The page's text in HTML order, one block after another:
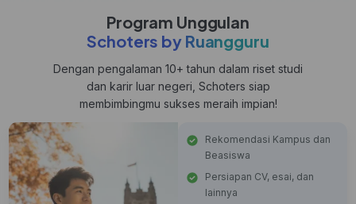
Program Unggulan
Schoters by Ruangguru
Dengan pengalaman 10+ tahun dalam riset studi
dan karir luar negeri, Schoters siap
membimbingmu sukses meraih impian!
Rekomendasi Kampus dan
Beasiswa
Persiapan CV, esai, dan
lainnya